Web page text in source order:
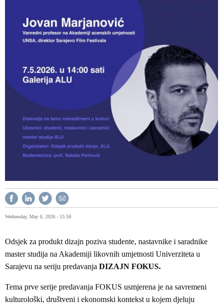
Wednesday, May 6, 2026 - 15:58
Odsjek za produkt dizajn poziva studente, nastavnike i saradnike
master studija na Akademiji likovnih umjetnosti Univerziteta u
Sarajevu na seriju predavanja DIZAJN FOKUS.
Tema prve serije predavanja FOKUS usmjerena je na savremeni
kulturološki, društveni i ekonomski kontekst u kojem djeluju